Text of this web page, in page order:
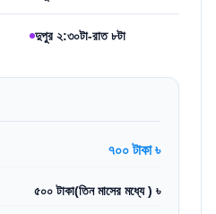
দুপুর ২:৩০টা-রাত ৮টা
৭০০ টাকা ৳
৫০০ টাকা(তিন মাসের মধ্যে ) ৳